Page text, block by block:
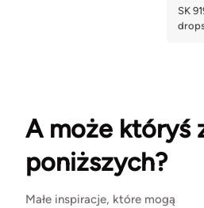
A może któryś
poniższych?
Małe inspiracje, które mogą